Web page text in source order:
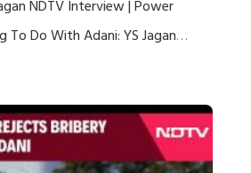
NDTV Interview | Power
To Do With Adani: YS Jagan